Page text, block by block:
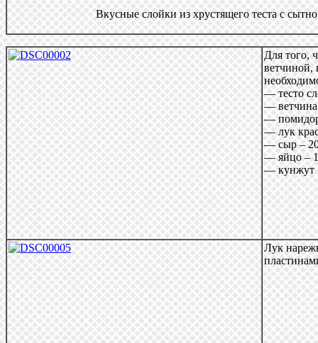
Вкусные слойки из хрустящего теста с
Для того,
ветчиной,
— тесто
— ветчина
—
— лук
— сыр –
— яйцо –
— кунжут
Лук